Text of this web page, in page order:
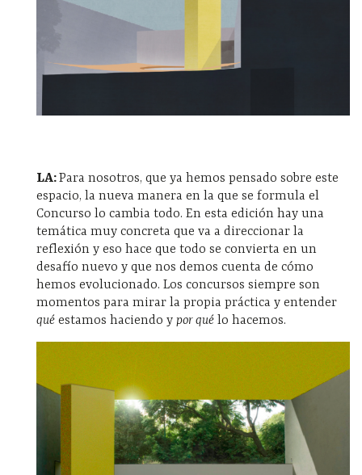
LA:Para nosotros, que ya hemos pensado sobre este
espacio, la nueva manera en la que se formula el
Concurso lo cambia todo. En esta edición hay una
temática muy concreta que va a direccionar la
reflexión y eso hace que todo se convierta en un
desafío nuevo y que nos demos cuenta de cómo
hemos evolucionado. Los concursos siempre son
momentos para mirar la propia práctica y entender
qué estamos haciendo y por qué lo hacemos.